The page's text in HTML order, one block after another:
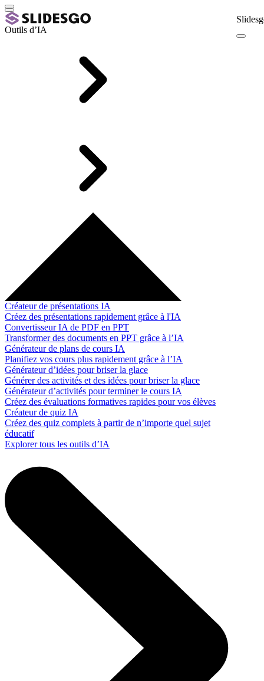
Outils d’IA
Créateur de présentations IA
Créez des présentations rapidement grâce à l'IA
Convertisseur IA de PDF en PPT
Transformer des documents en PPT grâce à l’IA
Générateur de plans de cours IA
Planifiez vos cours plus rapidement grâce à l’IA
Générateur d’idées pour briser la glace
Générer des activités et des idées pour briser la glace
Générateur d’activités pour terminer le cours IA
Créez des évaluations formatives rapides pour vos élèves
Créateur de quiz IA
Créez des quiz complets à partir de n’importe quel sujet
éducatif
Explorer tous les outils d’IA